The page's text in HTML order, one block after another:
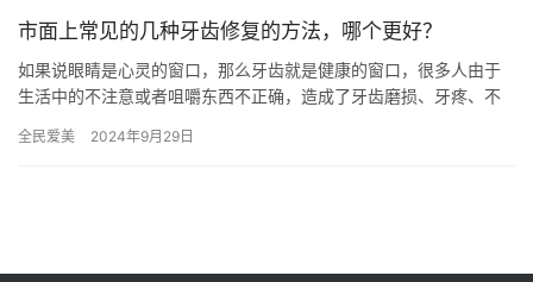
市面上常见的几种牙齿修复的方法，哪个更好？
如果说眼睛是心灵的窗口，那么牙齿就是健康的窗口，很多人由于
生活中的不注意或者咀嚼东西不正确，造成了牙齿磨损、牙疼、不
以下…
全民爱美 2024年9月29日